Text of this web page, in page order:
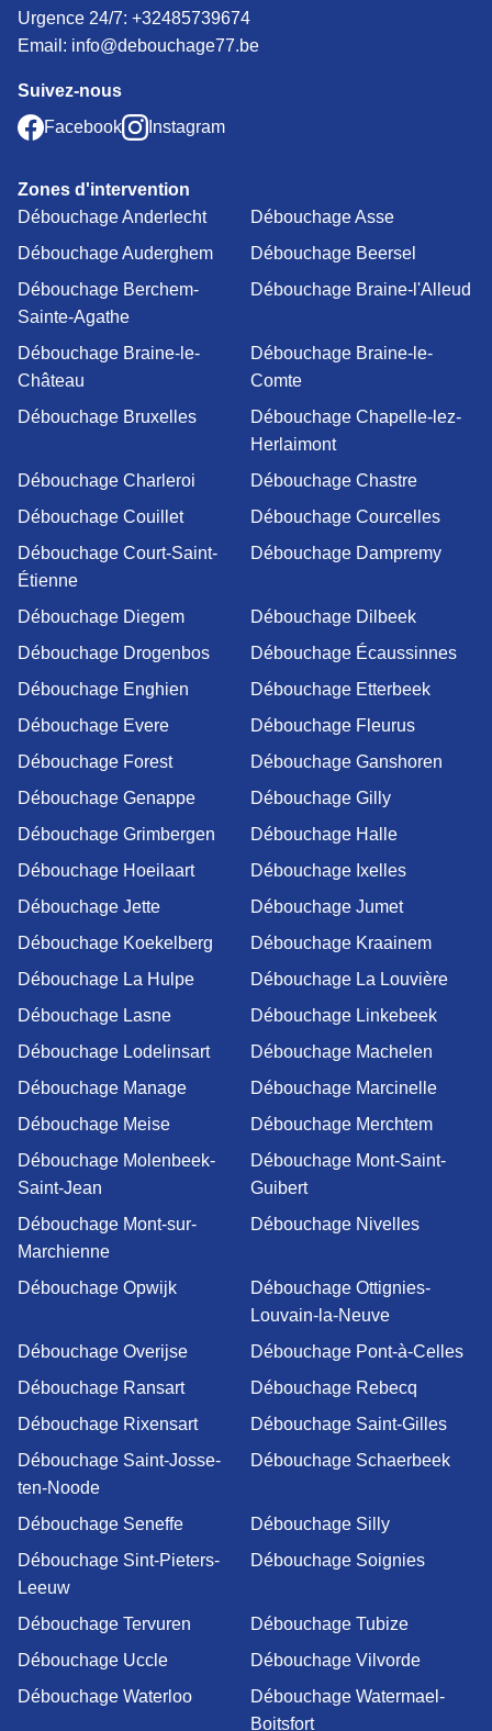
Urgence 24/7: +32485739674
Email: info@debouchage77.be
Suivez-nous
Facebook
Instagram
Zones d'intervention
Débouchage Anderlecht
Débouchage Asse
Débouchage Auderghem
Débouchage Beersel
Débouchage Berchem-
Sainte-Agathe
Débouchage Braine-l'Alleud
Débouchage Braine-le-
Château
Débouchage Braine-le-
Comte
Débouchage Bruxelles
Débouchage Chapelle-lez-
Herlaimont
Débouchage Charleroi
Débouchage Chastre
Débouchage Couillet
Débouchage Courcelles
Débouchage Court-Saint-
Étienne
Débouchage Dampremy
Débouchage Diegem
Débouchage Dilbeek
Débouchage Drogenbos
Débouchage Écaussinnes
Débouchage Enghien
Débouchage Etterbeek
Débouchage Evere
Débouchage Fleurus
Débouchage Forest
Débouchage Ganshoren
Débouchage Genappe
Débouchage Gilly
Débouchage Grimbergen
Débouchage Halle
Débouchage Hoeilaart
Débouchage Ixelles
Débouchage Jette
Débouchage Jumet
Débouchage Koekelberg
Débouchage Kraainem
Débouchage La Hulpe
Débouchage La Louvière
Débouchage Lasne
Débouchage Linkebeek
Débouchage Lodelinsart
Débouchage Machelen
Débouchage Manage
Débouchage Marcinelle
Débouchage Meise
Débouchage Merchtem
Débouchage Molenbeek-
Saint-Jean
Débouchage Mont-Saint-
Guibert
Débouchage Mont-sur-
Marchienne
Débouchage Nivelles
Débouchage Opwijk
Débouchage Ottignies-
Louvain-la-Neuve
Débouchage Overijse
Débouchage Pont-à-Celles
Débouchage Ransart
Débouchage Rebecq
Débouchage Rixensart
Débouchage Saint-Gilles
Débouchage Saint-Josse-
ten-Noode
Débouchage Schaerbeek
Débouchage Seneffe
Débouchage Silly
Débouchage Sint-Pieters-
Leeuw
Débouchage Soignies
Débouchage Tervuren
Débouchage Tubize
Débouchage Uccle
Débouchage Vilvorde
Débouchage Waterloo
Débouchage Watermael-
Boitsfort